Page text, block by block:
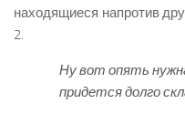
находящиеся напротив
2.
Ну вот опять
придется долго